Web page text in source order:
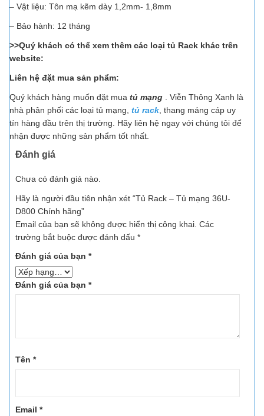
– Vật liệu: Tôn mạ kẽm dày 1,2mm- 1,8mm
– Bảo hành: 12 tháng
>>Quý khách có thể xem thêm các loại tủ Rack khác trên
website:
Liên hệ đặt mua sản phẩm:
Quý khách hàng muốn đặt mua tủ mạng
. Viễn Thông Xanh là
nhà phân phối các loại tủ mạng, tủ rack , thang máng cáp uy
tín hàng đầu trên thị trường. Hãy liên hệ ngay với chúng tôi để
nhận được những sản phẩm tốt nhất.
Đánh giá
Chưa có đánh giá nào.
Hãy là người đầu tiên nhận xét “Tủ Rack – Tủ mạng 36U-
D800 Chính hãng”
Email của bạn sẽ không được hiển thị công khai. Các
trường bắt buộc được đánh dấu *
Đánh giá của bạn *
Đánh giá của bạn *
Tên *
Email *